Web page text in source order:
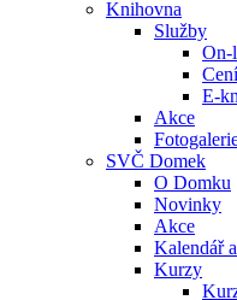
Knihovna
Služby
On-
E-
Akce
SVČ Domek
O Domku
Novinky
Akce
Kalendář
Kurzy